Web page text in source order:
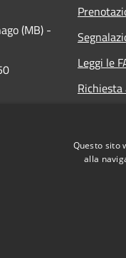
(MB) -
Leggi le
Questo sito
alla